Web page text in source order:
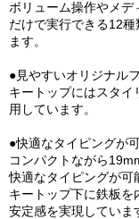
ボリューム操作やメ
だけで実行できる12
ます。
●見やすいオリジナル
キートップにはスタ
用しています。
●快適なタイピングが
コンパクトながら
快適なタイピングが可
キートップ下に鉄板を
安定感を実現していま